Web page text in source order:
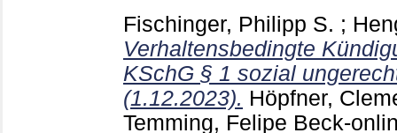
Fischinger, Philipp S. ;
Verhaltensbedingte
KSchG § 1 sozial
(1.12.2023). Höpfner,
Temming, Felipe Beck-